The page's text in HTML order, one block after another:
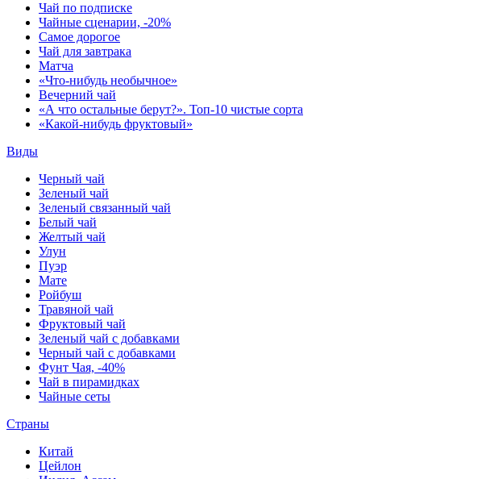
Чай по подписке
Чайные сценарии, -20%
Самое дорогое
Чай для завтрака
Матча
«Что-нибудь необычное»
Вечерний чай
«А что остальные берут?». Топ-10 чистые сорта
«Какой-нибудь фруктовый»
Виды
Черный чай
Зеленый чай
Зеленый связанный чай
Белый чай
Желтый чай
Улун
Пуэр
Мате
Ройбуш
Травяной чай
Фруктовый чай
Зеленый чай с добавками
Черный чай с добавками
Фунт Чая, -40%
Чай в пирамидках
Чайные сеты
Страны
Китай
Цейлон